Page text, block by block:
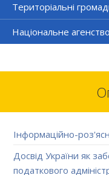
Територіальні
Національне
Інформаційно-
Досвід України як
податкового